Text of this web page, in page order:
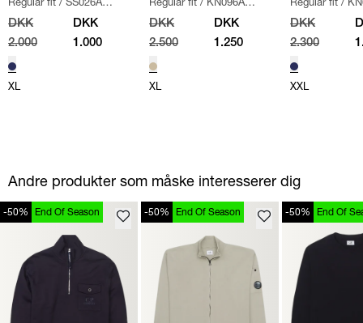
005086W SWEATSHIRT
DKK
2.000
DKK
1.000
XL
110560A STRIK / SAND
DKK
2.500
DKK
1.250
XL
/ NAVY
DKK
2.300
XXL
Andre produkter som måske interesserer dig
-50% End Of Season -50% End Of Season -50% End Of